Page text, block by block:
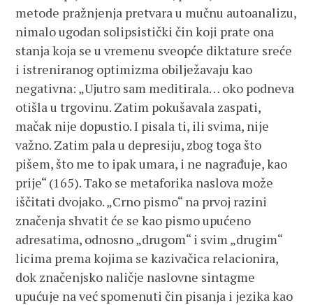
metode pražnjenja pretvara u mučnu autoanalizu,
nimalo ugodan solipsistički čin koji prate ona
stanja koja se u vremenu sveopće diktature sreće
i istreniranog optimizma obilježavaju kao
negativna: „Ujutro sam meditirala… oko podneva
otišla u trgovinu. Zatim pokušavala zaspati,
mačak nije dopustio. I pisala ti, ili svima, nije
važno. Zatim pala u depresiju, zbog toga što
pišem, što me to ipak umara, i ne nagrađuje, kao
prije“ (165). Tako se metaforika naslova može
iščitati dvojako. „Crno pismo“ na prvoj razini
značenja shvatit će se kao pismo upućeno
adresatima, odnosno „drugom“ i svim „drugim“
licima prema kojima se kazivačica relacionira,
dok značenjsko naličje naslovne sintagme
upućuje na već spomenuti čin pisanja i jezika kao